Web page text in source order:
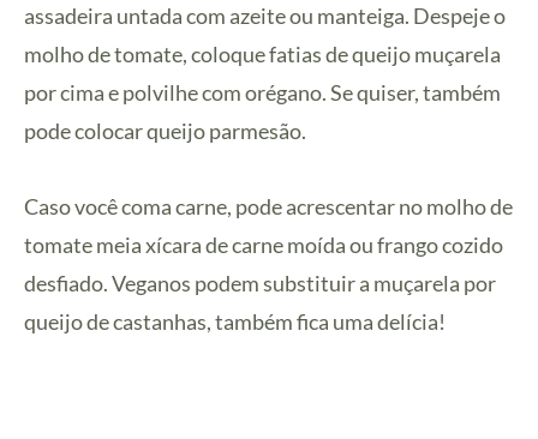
assadeira untada com azeite ou manteiga. Despeje o
molho de tomate, coloque fatias de queijo muçarela
por cima e polvilhe com orégano. Se quiser, também
pode colocar queijo parmesão.
Caso você coma carne, pode acrescentar no molho de
tomate meia xícara de carne moída ou frango cozido
desfiado. Veganos podem substituir a muçarela por
queijo de castanhas, também fica uma delícia!